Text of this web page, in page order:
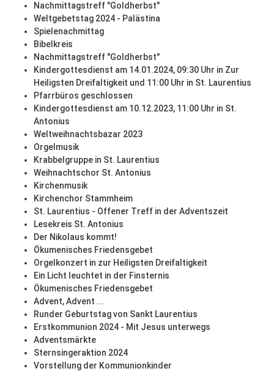
Nachmittagstreff "Goldherbst"
Weltgebetstag 2024 - Palästina
Spielenachmittag
Bibelkreis
Nachmittagstreff "Goldherbst"
Kindergottesdienst am 14.01.2024, 09:30 Uhr in Zur
Heiligsten Dreifaltigkeit und 11:00 Uhr in St. Laurentius
Pfarrbüros geschlossen
Kindergottesdienst am 10.12.2023, 11:00 Uhr in St.
Antonius
Weltweihnachtsbazar 2023
Orgelmusik
Krabbelgruppe in St. Laurentius
Weihnachtschor St. Antonius
Kirchenmusik
Kirchenchor Stammheim
St. Laurentius - Offener Treff in der Adventszeit
Lesekreis St. Antonius
Der Nikolaus kommt!
Ökumenisches Friedensgebet
Orgelkonzert in zur Heiligsten Dreifaltigkeit
Ein Licht leuchtet in der Finsternis
Ökumenisches Friedensgebet
Advent, Advent ...
Runder Geburtstag von Sankt Laurentius
Erstkommunion 2024 - Mit Jesus unterwegs
Adventsmärkte
Sternsingeraktion 2024
Vorstellung der Kommunionkinder